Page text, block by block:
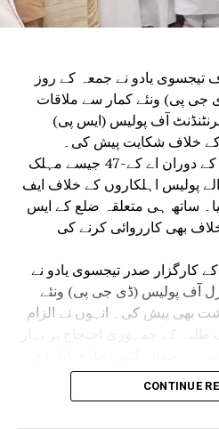
تیجسوی یادو نے جمعہ کے روز
جی پی) ونئے کمار سے ملاقات
آف پولیس (ایس پی)
خلاف شکایت پیش کی۔
تیجسوی یادو نے طلبہ تحریک کے دوران اے کے-47 جیسے مہلک
پولیس اہلکاروں کے خلاف ایف
ساتھ ہی متعلقہ ضلع کے ایس
بھی کارروائی کرنے کی
کارگزار صدر تیجسوی یادو نے
آف پولیس (ڈی جی پی) ونئے
بھی پیش کی۔ انہوں نے الزام
موقع پر تیجسوی یادو کے
عبدالباری صدیقی، منگنی لال
CONTINUE